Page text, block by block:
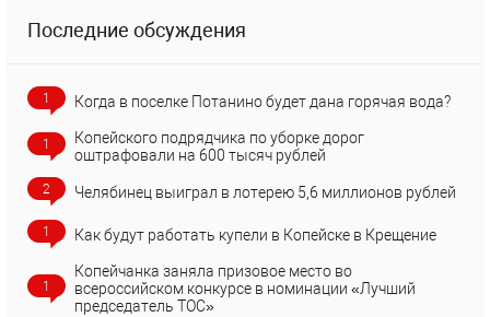
Последние обсуждения
1 Когда в поселке Потанино будет дана горячая вода?
1
Копейского подрядчика по уборке дорог
оштрафовали на 600 тысяч рублей
2 Челябинец выиграл в лотерею 5,6 миллионов рублей
1 Как будут работать купели в Копейске в Крещение
1
Копейчанка заняла призовое место во
всероссийском конкурсе в номинации «Лучший
председатель ТОС»